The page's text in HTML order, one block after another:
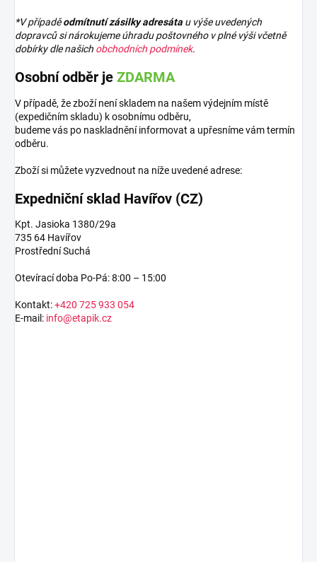
*V případěodmítnutí zásilky adresáta u výše uvedených
dopravců si nárokujeme úhradu poštovného v plné výši včetně
dobírky dle našich obchodních podmínek.
Osobní odběr je ZDARMA
V případě, že zboží není skladem na našem výdejním místě
(expedičním skladu) k osobnímu odběru,
budeme vás po naskladnění informovat a upřesníme vám termín
odběru.
Zboží si můžete vyzvednout na níže uvedené adrese:
Expedniční sklad Havířov (CZ)
Kpt. Jasioka 1380/29a
735 64 Havířov
Prostřední Suchá
Otevírací doba Po-Pá: 8:00 – 15:00
Kontakt:+420 725 933 054
E-mail: info@etapik.cz